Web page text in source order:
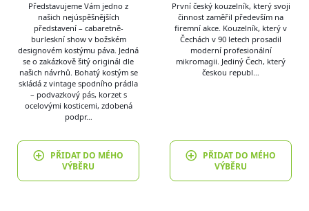
Představujeme Vám jedno z
našich nejúspěšnějších
představení – cabaretně-
burleskní show v božském
designovém kostýmu páva. Jedná
se o zakázkově šitý originál dle
našich návrhů. Bohatý kostým se
skládá z vintage spodního prádla
– podvazkový pás, korzet s
ocelovými kosticemi, zdobená
podpr…
PŘIDAT DO MÉHO
VÝBĚRU
První český kouzelník, který svoji
činnost zaměřil především na
firemní akce. Kouzelník, který v
Čechách v 90 letech prosadil
moderní profesionální
mikromagii. Jediný Čech, který
českou republ…
PŘIDAT DO MÉHO
VÝBĚRU